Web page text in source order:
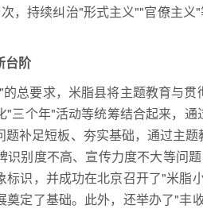
，持续纠治"形式主义""官僚主
阶
要求，米脂县将主题教育与贯
"三个年"活动等统筹结合起来，
补足短板、夯实基础，通过主
识别度不高、宣传力度不大等问
标识，并成功在北京召开了"米脂
奠定了基础。此外，还举办了"丰